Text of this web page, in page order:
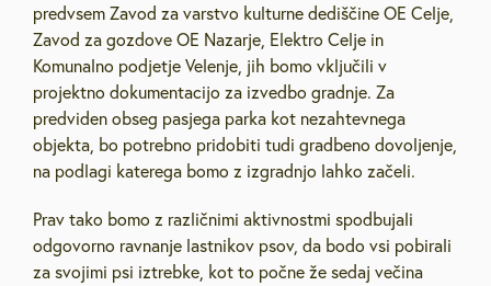
predvsem Zavod za varstvo kulturne dediščine OE Celje,
Zavod za gozdove OE Nazarje, Elektro Celje in
Komunalno podjetje Velenje, jih bomo vključili v
projektno dokumentacijo za izvedbo gradnje. Za
predviden obseg pasjega parka kot nezahtevnega
objekta, bo potrebno pridobiti tudi gradbeno dovoljenje,
na podlagi katerega bomo z izgradnjo lahko začeli.
Prav tako bomo z različnimi aktivnostmi spodbujali
odgovorno ravnanje lastnikov psov, da bodo vsi pobirali
za svojimi psi iztrebke, kot to počne že sedaj večina